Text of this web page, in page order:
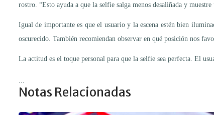
rostro. “Esto ayuda a que la selfie salga menos desaliñada y
Igual de importante es que el usuario y la escena estén bien
oscurecido. También recomiendan observar en qué posición nos
La actitud es el toque personal para que la selfie sea perfecta. El
Notas Relacionadas